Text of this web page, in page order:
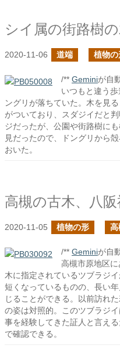
シイ属の街路樹
2020-11-06 道端 植物の
/** Geminiが自
いつもと違う
ングリが落ちていた。木を見
がついており、スダジイだと
ジだったが、公園や街路樹に
見だったので、ドングリから
おいた。
高槻の古木、八
2020-11-05 植物の形 高
/** Geminiが自
高槻市原地区
木に指定されているツブラジ
短くなっているものの、長い
じることができる。以前訪れ
の姿は対照的。このツブラジ
事を経験してきた証人と言え
で確認できる。